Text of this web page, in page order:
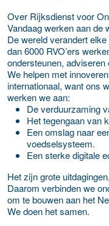
Over Rijksdienst voor
Vandaag werken aan de
De wereld verandert
dan 6000 RVO’ers
ondersteunen,
We helpen met
internationaal, want ons
werken we aan:
De verduurzaming
Het tegengaan van
Een omslag naar
voedselsysteem.
Een sterke digitale
Het zijn grote
Daarom verbinden we
om te bouwen aan het
We doen het samen.